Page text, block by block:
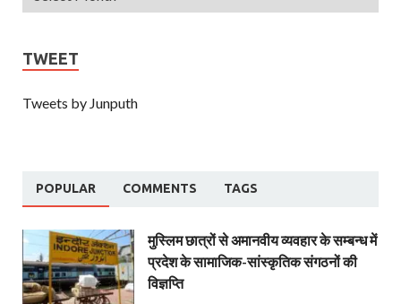
TWEET
Tweets by Junputh
POPULAR COMMENTS TAGS
मुस्लिम छात्रों से अमानवीय व्यवहार के सम्बन्ध में
प्रदेश के सामाजिक-सांस्कृतिक संगठनों की
विज्ञप्ति